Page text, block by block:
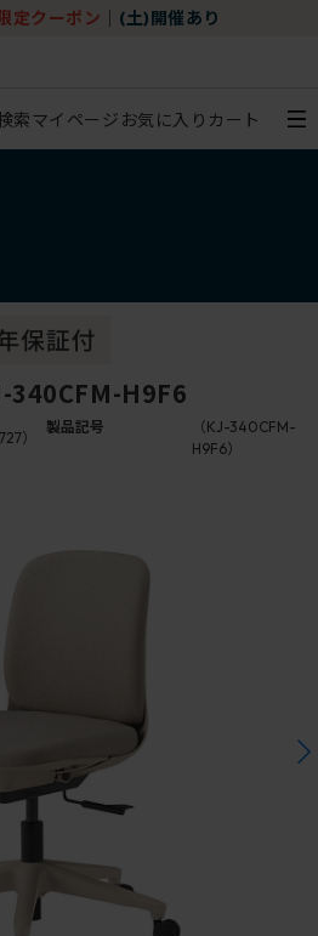
限定クーポン (土)開催あり
索マイページ お気に入り カート
340CFM-H9F6
）
製品記号
（KJ-340CFM-
H9F6）